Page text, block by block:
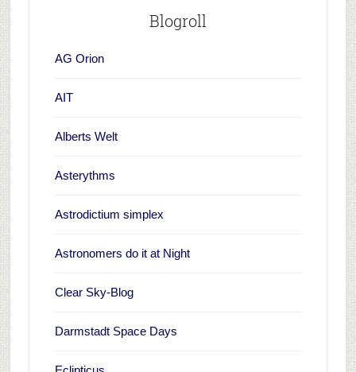
Blogroll
AG Orion
AIT
Alberts Welt
Asterythms
Astrodictium simplex
Astronomers do it at Night
Clear Sky-Blog
Darmstadt Space Days